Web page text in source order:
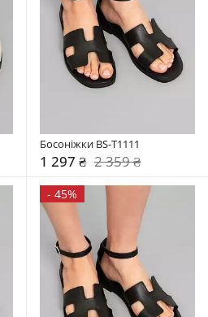
Босоніжки BS-T1111
1 297 ₴ 2 359 ₴
- 45%